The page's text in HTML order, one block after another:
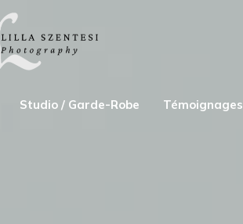
Studio / Garde-Robe Témoignages